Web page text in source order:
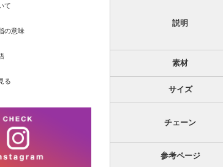
説明
素材
サイズ
チェーン
参考ページ